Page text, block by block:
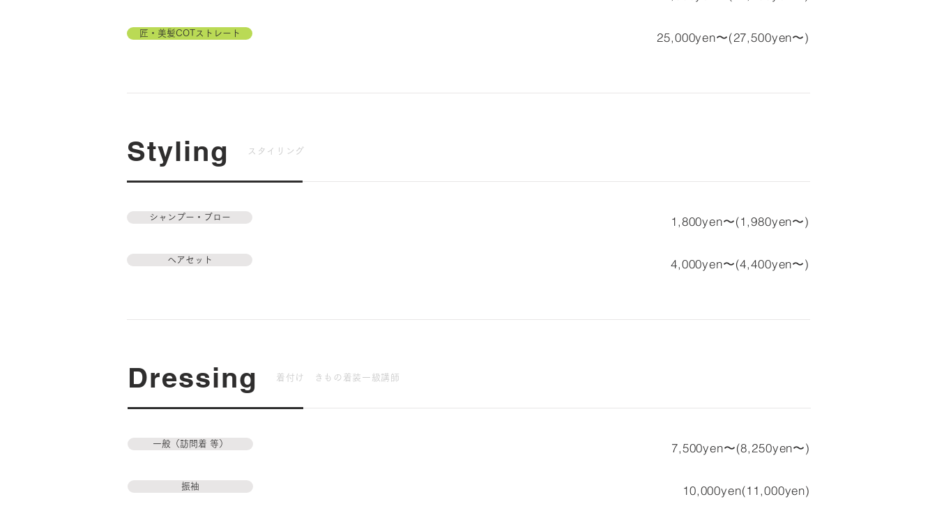
匠・美髪COTストレート 25,000yen〜(27,500yen〜)
Styling スタイリング
シャンプー・ブロー
ヘアセット
1,800yen〜(1,980yen〜)
4,000yen〜(4,400yen〜)
着付け きもの着装一級講師
Dressing
一般（訪問着 等）
振袖
7,500yen〜(8,250yen〜)
10,000yen(11,000yen)